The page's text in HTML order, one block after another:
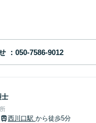
士
西川口駅 から徒歩5分